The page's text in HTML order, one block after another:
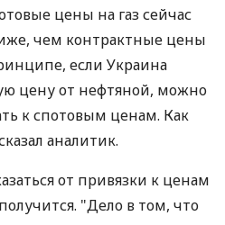
цены на газ сейчас
чем контрактные цены
если Украина
цену от нефтяной, можно
к спотовым ценам. Как
аналитик.
от привязки к ценам
"Дело в том, что